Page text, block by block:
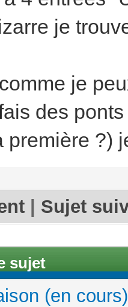
je
je
des
première ?)
Sujet
sujet
(en cours)